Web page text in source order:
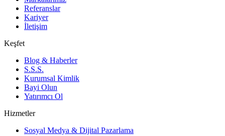
Referanslar
Kariyer
İletişim
Keşfet
Blog & Haberler
S.S.S.
Kurumsal Kimlik
Bayi Olun
Yatırımcı Ol
Hizmetler
Sosyal Medya & Dijital Pazarlama